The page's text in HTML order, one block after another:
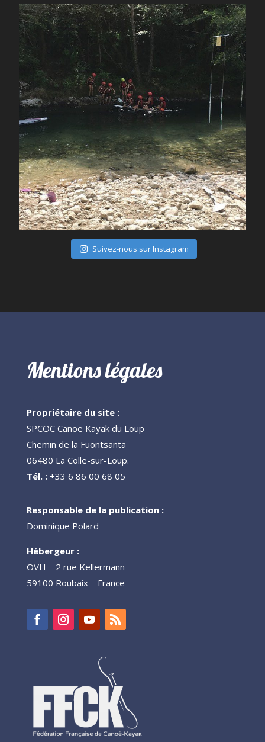
spcoccanoekayakduloup
Juil 28
Suivez-nous sur Instagram
Mentions légales
Propriétaire du site :
SPCOC Canoë Kayak du Loup
Chemin de la Fuontsanta
06480 La Colle-sur-Loup.
Tél. :+33 6 86 00 68 05
Responsable de la publication :
Dominique Polard
Hébergeur :
OVH – 2 rue Kellermann
59100 Roubaix – France